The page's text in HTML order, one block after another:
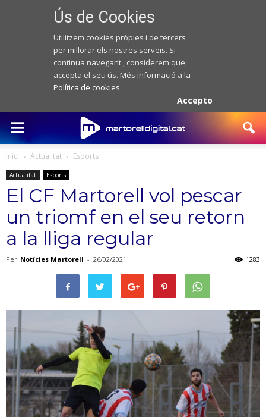
Ús de Cookies
Utilitzem cookies pròpies i de tercers
per millorar els nostres serveis. Si
continua navegant , considerem que
accepta el seu ús. Més informació a la
Política de cookies
Accepto
Inici Actualitat Esports
Actualitat Esports
El CF Martorell vol pescar
un triomf en el seu retorn
a la lliga regular
Per Notícies Martorell - 26/02/2021 1283